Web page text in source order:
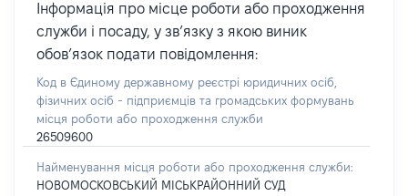
Інформація про місце роботи або проходження
служби і посаду, у зв’язку з якою виник
обов’язок подати повідомлення:
Код в Єдиному державному реєстрі юридичних осіб,
фізичних осіб - підприємців та громадських формувань
місця роботи або проходження служби
26509600
Найменування місця роботи або проходження служби:
НОВОМОСКОВСЬКИЙ МІСЬКРАЙОННИЙ СУД